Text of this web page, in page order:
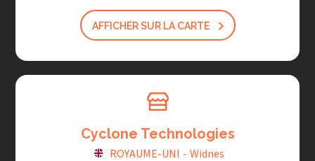
AFFICHER SUR LA CARTE
Cyclone Technologies
ROYAUME-UNI - Widnes